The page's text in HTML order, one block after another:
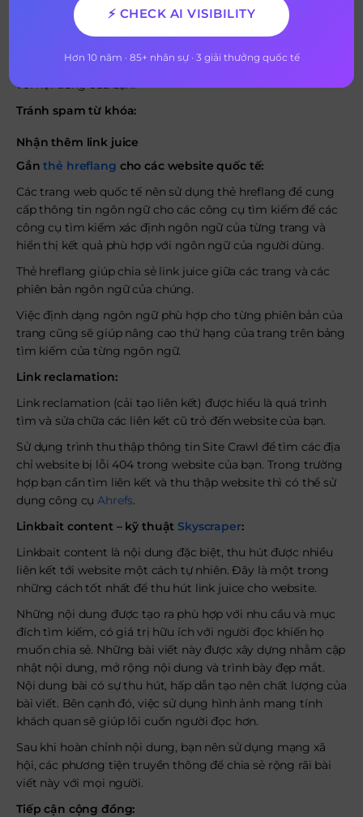
các từ khóa chính và các từ khóa đồng nghĩa với từ khóa
chính. Nội dung của từ khóa phải có liên quan đến website.
bỏ những trang web không liên quan hoặc không phù hợp
với nội dung của bạn.
Tránh spam từ khóa:
Nhận thêm link juice
Gắnthẻ hreflang cho các website quốc tế:
Các trang web quốc tế nên sử dụng thẻ hreflang để cung
cấp thông tin ngôn ngữ cho các công cụ tìm kiếm để các
công cụ tìm kiếm xác định ngôn ngữ của từng trang và
hiển thị kết quả phù hợp với ngôn ngữ của người dùng.
Thẻ hreflang giúp chia sẻ link juice giữa các trang và các
phiên bản ngôn ngữ của chúng.
Việc định dạng ngôn ngữ phù hợp cho từng phiên bản của
trang cũng sẽ giúp nâng cao thứ hạng của trang trên bảng
tìm kiếm của từng ngôn ngữ.
Link reclamation:
Link reclamation (cải tạo liên kết) được hiểu là quá trình
tìm và sửa chữa các liên kết cũ trỏ đến website của bạn.
Sử dụng trình thu thập thông tin Site Crawl để tìm các địa
chỉ website bị lỗi 404 trong website của bạn. Trong trường
hợp bạn cần tìm liên kết và thu thập website thì có thể sử
dụng công cụAhrefs.
Linkbait content – kỹ thuật Skyscraper:
Linkbait content là nội dung đặc biệt, thu hút được nhiều
liên kết tới website một cách tự nhiên. Đây là một trong
những cách tốt nhất để thu hút link juice cho website.
Những nội dung được tạo ra phù hợp với nhu cầu và mục
đích tìm kiếm, có giá trị hữu ích với người đọc khiến họ
muốn chia sẻ. Những bài viết này được xây dựng nhằm cập
nhật nội dung, mở rộng nội dung và trình bày đẹp mắt.
Nội dung bài có sự thu hút, hấp dẫn tạo nên chất lượng của
bài viết. Bên cạnh đó, việc sử dụng hình ảnh mang tính
khách quan sẽ giúp lôi cuốn người đọc hơn.
Sau khi hoàn chỉnh nội dung, bạn nên sử dụng mạng xã
hội, các phương tiện truyền thông để chia sẻ rộng rãi bài
viết này với mọi người.
Tiếp cận cộng đồng:
⚡ CHECK AI VISIBILITY
Hơn 10 năm · 85+ nhân sự · 3 giải thưởng quốc tế